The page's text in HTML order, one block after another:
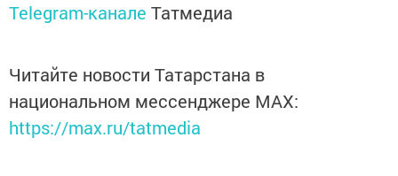
Telegram-канале Татмедиа
Читайте новости Татарстана в
национальном мессенджере MАХ:
https://max.ru/tatmedia